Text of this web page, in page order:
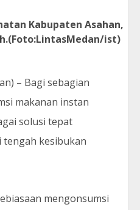
Kabupaten Asahan,
ist)
– Bagi sebagian
makanan instan
solusi tepat
tengah kesibukan
mengonsumsi